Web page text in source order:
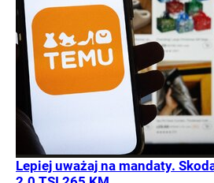
Lepiej uważaj na mandaty.